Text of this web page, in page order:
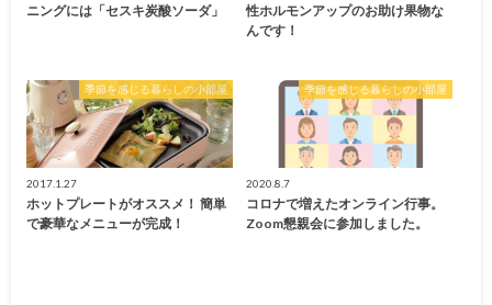
ニングには「セスキ炭酸ソーダ」
性ホルモンアップのお助け果物な
んです！
季節を感じる暮らしの小部屋
2017.1.27
ホットプレートがオススメ！ 簡単
で豪華なメニューが完成！
季節を感じる暮らしの小部屋
2020.8.7
コロナで増えたオンライン行事。
Zoom懇親会に参加しました。